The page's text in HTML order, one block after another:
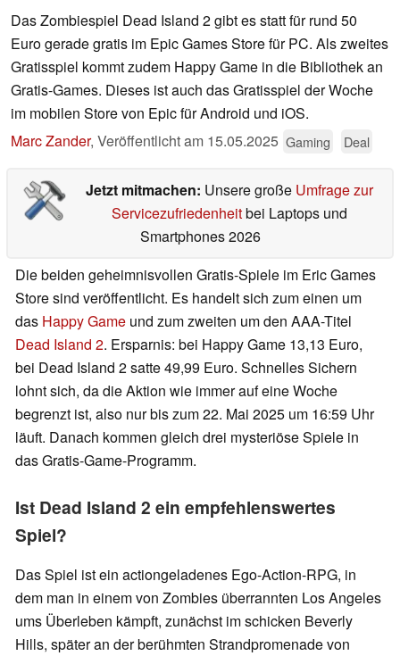
Das Zombiespiel Dead Island 2 gibt es statt für rund 50
Euro gerade gratis im Epic Games Store für PC. Als zweites
Gratisspiel kommt zudem Happy Game in die Bibliothek an
Gratis-Games. Dieses ist auch das Gratisspiel der Woche
im mobilen Store von Epic für Android und iOS.
Marc Zander, Veröffentlicht am 15.05.2025 Gaming Deal
Jetzt mitmachen: Unsere große Umfrage zur
Servicezufriedenheitbei Laptops und
Smartphones 2026
Die beiden geheimnisvollen Gratis-Spiele im Eric Games
Store sind veröffentlicht. Es handelt sich zum einen um
das Happy Game und zum zweiten um den AAA-Titel
Dead Island 2. Ersparnis: bei Happy Game 13,13 Euro,
bei Dead Island 2 satte 49,99 Euro. Schnelles Sichern
lohnt sich, da die Aktion wie immer auf eine Woche
begrenzt ist, also nur bis zum 22. Mai 2025 um 16:59 Uhr
läuft. Danach kommen gleich drei mysteriöse Spiele in
das Gratis-Game-Programm.
Ist Dead Island 2 ein empfehlenswertes
Spiel?
Das Spiel ist ein actiongeladenes Ego-Action-RPG, in
dem man in einem von Zombies überrannten Los Angeles
ums Überleben kämpft, zunächst im schicken Beverly
Hills, später an der berühmten Strandpromenade von